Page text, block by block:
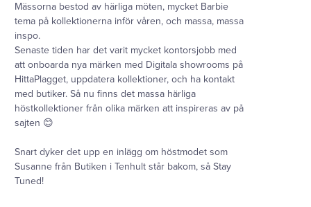
Mässorna bestod av härliga möten, mycket Barbie
tema på kollektionerna inför våren, och massa, massa
inspo.
Senaste tiden har det varit mycket kontorsjobb med
att onboarda nya märken med Digitala showrooms på
HittaPlagget, uppdatera kollektioner, och ha kontakt
med butiker. Så nu finns det massa härliga
höstkollektioner från olika märken att inspireras av på
sajten 😊
Snart dyker det upp en inlägg om höstmodet som
Susanne från Butiken i Tenhult står bakom, så Stay
Tuned!